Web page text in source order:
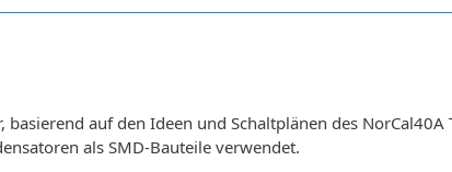
auf den Ideen und Schaltplänen des
als SMD-Bauteile verwendet.